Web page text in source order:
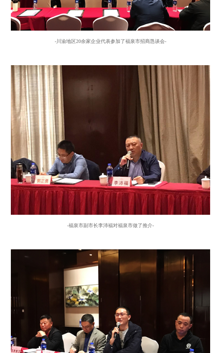
-川渝地区20余家企业代表参加了福泉市招商恳谈会-
-福泉市副市长李沛福对福泉市做了推介-